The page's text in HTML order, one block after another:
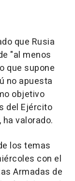
que Rusia
"al menos
que supone
no apuesta
objetivo
del Ejército
valorado.
los temas
con el
Armadas de